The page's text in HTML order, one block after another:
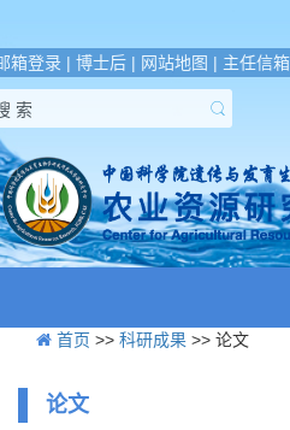
箱登录 | 博士后 | 网站地图 | 主任信箱
首页 >> 科研成果 >> 论文
论文